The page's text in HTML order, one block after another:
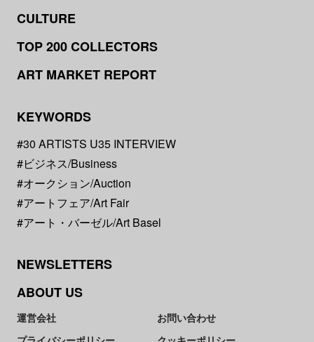
CULTURE
TOP 200 COLLECTORS
ART MARKET REPORT
KEYWORDS
#30 ARTISTS U35 INTERVIEW
#ビジネス/Business
#オークション/Auction
#アートフェア/Art Fair
#アート・バーゼル/Art Basel
NEWSLETTERS
ABOUT US
運営会社
お問い合わせ